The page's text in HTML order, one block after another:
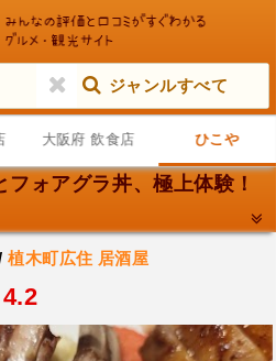
ジャンルすべて
大阪府 飲食店 ひこや
ォアグラ丼、極上体験！
植木町広住 居酒屋
4.2